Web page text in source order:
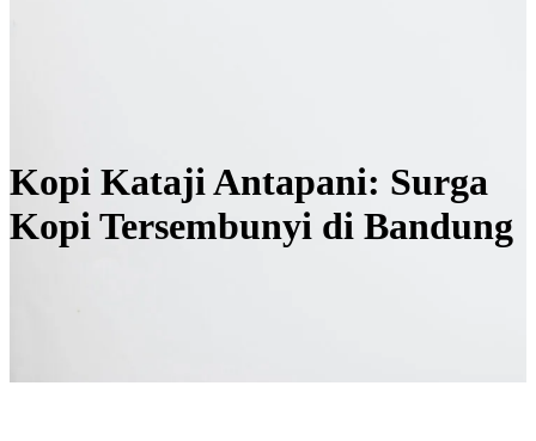
Kopi Kataji Antapani: Surga
Kopi Tersembunyi di Bandung